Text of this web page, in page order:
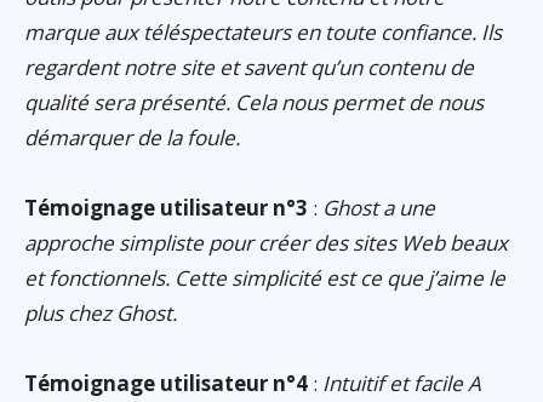
marque aux téléspectateurs en toute confiance. Ils
regardent notre site et savent qu’un contenu de
qualité sera présenté. Cela nous permet de nous
démarquer de la foule.
Témoignage utilisateur n°3 : Ghost a une
approche simpliste pour créer des sites Web beaux
et fonctionnels. Cette simplicité est ce que j’aime le
plus chez Ghost.
Témoignage utilisateur n°4 : Intuitif et facile A